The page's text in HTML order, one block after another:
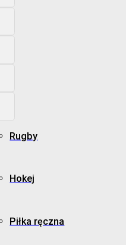
Rugby
Hokej
Piłka ręczna